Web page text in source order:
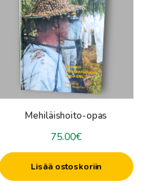
Mehiläishoito-opas
75.00€
Lisää ostoskoriin